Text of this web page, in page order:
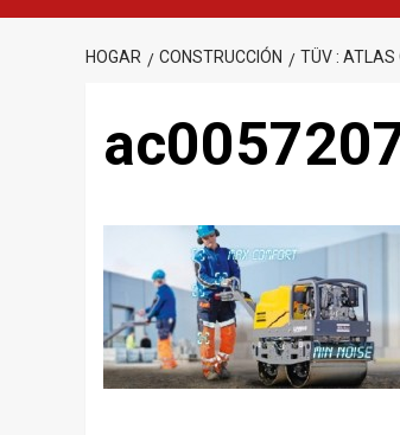
HOGAR CONSTRUCCIÓN TÜV : ATLAS